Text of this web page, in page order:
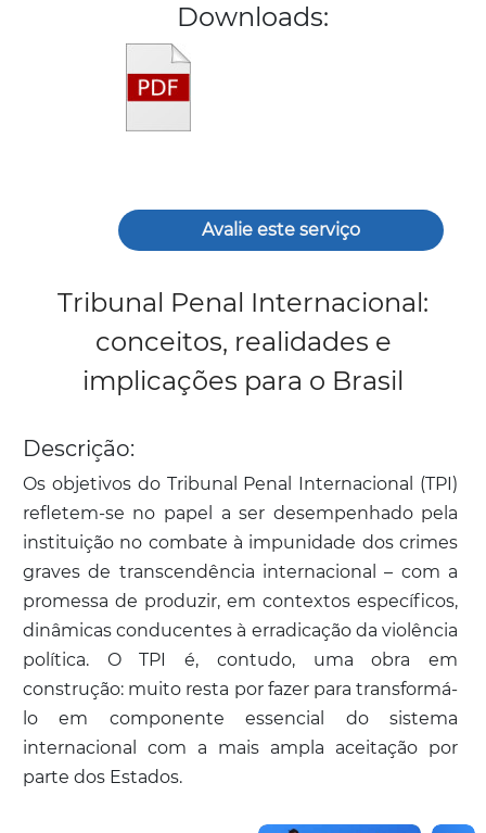
Downloads:
Avalie este serviço
Tribunal Penal Internacional:
conceitos, realidades e
implicações para o Brasil
Descrição:
Os objetivos do Tribunal Penal Internacional (TPI)
refletem-se no papel a ser desempenhado pela
instituição no combate à impunidade dos crimes
graves de transcendência internacional – com a
promessa de produzir, em contextos específicos,
dinâmicas conducentes à erradicação da violência
política. O TPI é, contudo, uma obra em
construção: muito resta por fazer para transformá-
lo em componente essencial do sistema
internacional com a mais ampla aceitação por
parte dos Estados.